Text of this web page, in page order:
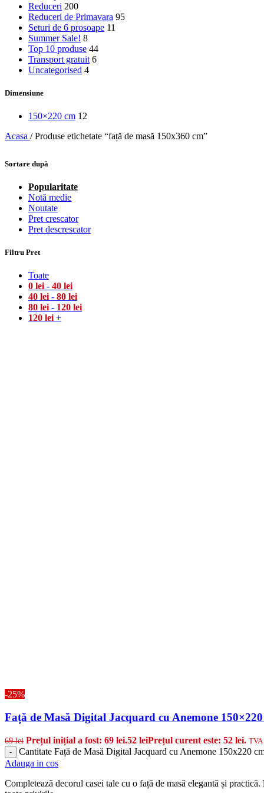
Reduceri 200
Reduceri de Primavara 95
Seturi de 6 prosoape 11
Summer Sale! 8
Top 10 produse 44
Transport gratuit 6
Uncategorised 4
Dimensiune
150×220 cm 12
Acasa / Produse etichetate “față de masă 150x360 cm”
Sortare după
Popularitate
Notă medie
Noutate
Pret crescator
Pret descrescator
Filtru Pret
Toate
0 lei- 40 lei
40 lei- 80 lei
80 lei- 120 lei
120 lei+
-25%
Față de Masă Digital Jacquard cu Anemone
69lei Prețul inițial a fost: 69 lei.52 leiPrețul curent este: 52 lei.
-
Cantitate Față de Masă Digital Jacquard cu Anemone 150x220
Adauga in cos
Completează decorul casei tale cu o față de masă elegantă și practică.